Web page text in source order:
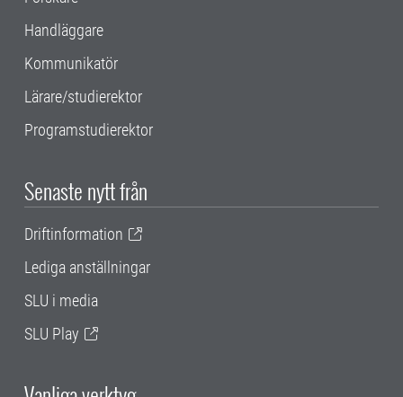
Handläggare
Kommunikatör
Lärare/studierektor
Programstudierektor
Senaste nytt från
Driftinformation
Lediga anställningar
SLU i media
SLU Play